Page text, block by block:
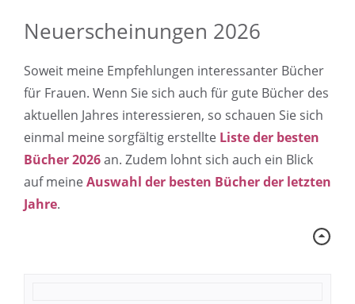
Neuerscheinungen 2026
Soweit meine Empfehlungen interessanter Bücher
für Frauen. Wenn Sie sich auch für gute Bücher des
aktuellen Jahres interessieren, so schauen Sie sich
einmal meine sorgfältig erstellte Liste der besten
Bücher 2026an. Zudem lohnt sich auch ein Blick
auf meineAuswahl der besten Bücher der letzten
Jahre.